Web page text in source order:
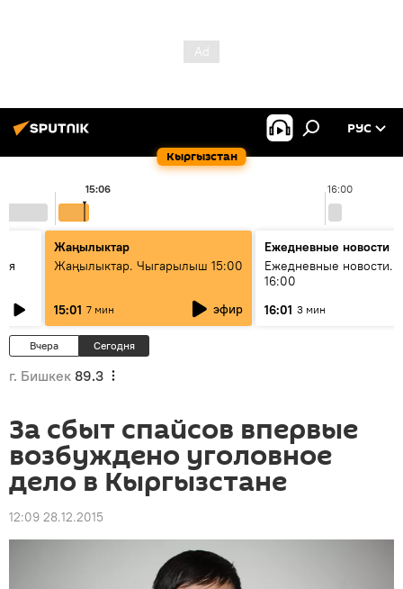
Кыргызстан
РУС
16:00
15:06
Жаңылыктар
Жаңылыктар. Чыгарылыш 15:00
15:01 7 мин эфир
Ежедневные новости
Ежедневные новости.
16:00
16:01 3 мин
Вчера Сегодня
г. Бишкек 89.3
За сбыт спайсов впервые
возбуждено уголовное
дело в Кыргызстане
12:09 28.12.2015